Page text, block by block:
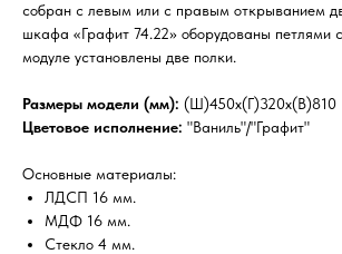
собран с левым или с правым открыванием
шкафа «Графит 74.22» оборудованы петлями
модуле установлены две полки.
Размеры модели (мм): (Ш)450х(Г)320х(В)810
Цветовое исполнение: "Ваниль"/"Графит"
Основные материалы:
ЛДСП 16 мм.
МДФ 16 мм.
Стекло 4 мм.